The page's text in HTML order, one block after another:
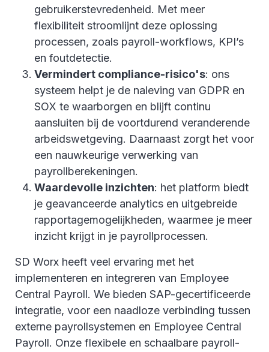
gebruikerstevredenheid. Met meer
flexibiliteit stroomlijnt deze oplossing
processen, zoals payroll-workflows, KPI’s
en foutdetectie.
Vermindert compliance-risico's: ons
systeem helpt je de naleving van GDPR en
SOX te waarborgen en blijft continu
aansluiten bij de voortdurend veranderende
arbeidswetgeving. Daarnaast zorgt het voor
een nauwkeurige verwerking van
payrollberekeningen.
Waardevolle inzichten: het platform biedt
je geavanceerde analytics en uitgebreide
rapportagemogelijkheden, waarmee je meer
inzicht krijgt in je payrollprocessen.
SD Worx heeft veel ervaring met het
implementeren en integreren van Employee
Central Payroll. We bieden SAP-gecertificeerde
integratie, voor een naadloze verbinding tussen
externe payrollsystemen en Employee Central
Payroll. Onze flexibele en schaalbare payroll-